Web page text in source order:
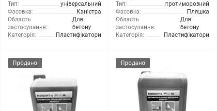
Тип:
універсальний
Фасовка:
Каністра
Область
застосування:
Для
бетону
Категорія:
Пластифікатори
Тип:
протиморозний
Фасовка:
Пляшка
Область
застосування:
Для
бетону
Категорія:
Пластифікатори
Продано Продано